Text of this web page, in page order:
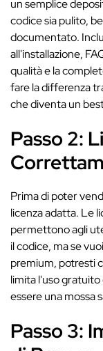
un semplice
codice sia pulito,
documentato.
all'installazione,
qualità e la
fare la differenza
che diventa un
Passo 2:
Prima di poter
licenza adatta. Le
permettono agli
il codice, ma se
premium, potresti
limita l'uso
essere una mossa
Passo 3: